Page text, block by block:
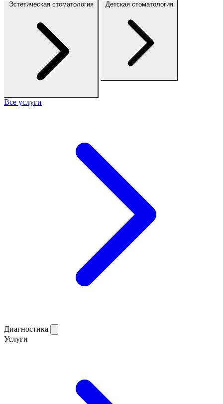
Эстетическая стоматология Детская стоматология
Все услуги
Диагностика
Услуги